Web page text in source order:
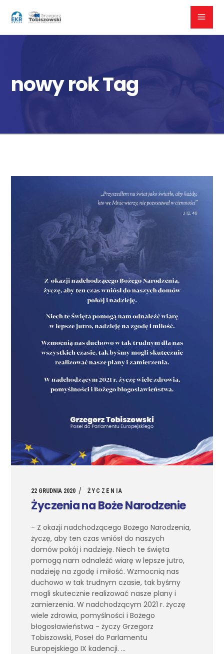
nowy rok Tag
22 GRUDNIA 2020 ŻYCZENIA
Życzenia na Boże Narodzenie
- Z okazji nadchodzącego Bożego Narodzenia,
życzę, aby ten czas wniósł do naszych
domów pokój i nadzieję. Niech te święta
pomogą nam odnaleźć wiarę w lepsze jutro,
nadzieję na zgodę i miłość. Wzmocnią nas
duchowo w tak trudnym czasie, tak byśmy
mogli skutecznie realizować nasze plany i
zamierzenia. W nadchodzącym 2021 r. życzę
wiele zdrowia, pomyślności i Bożego
błogosławieństwa - życzy Grzegorz
Tobiszowski, Poseł do Parlamentu
Europejskiego IX kadencji.